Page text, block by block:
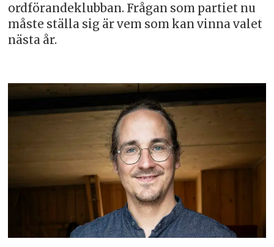
ordförandeklubban. Frågan som partiet nu
måste ställa sig är vem som kan vinna valet
nästa år.